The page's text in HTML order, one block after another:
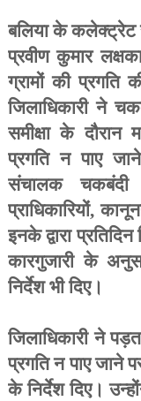
बलिया के कलेक्ट्रेट
प्रवीण कुमार
ग्रामों की प्रगति
जिलाधिकारी ने
समीक्षा के दौरान
प्रगति न पाए
संचालक चकबंदी
प्राधिकारियों,
इनके द्वारा
कारगुजारी के
निर्देश भी दिए।
जिलाधिकारी ने
प्रगति न पाए जाने
के निर्देश दिए।